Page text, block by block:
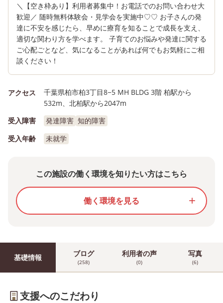
＼【空き枠あり】利用者募集中！お電話でのお問い合わせ大
歓迎／ 随時無料体験会・見学会を実施中♡♡ お子さんの発
達に不安を感じたら、早めに療育を知ることで成長を支え、
適切な関わり方を学べます。 子育てのお悩みや発達に関する
ご心配ごとなど、気になることがあれば何でもお気軽にご相
談ください！
アクセス
千葉県柏市柏3丁目8−5 MH BLDG 3階 柏駅から
532m、北柏駅から2047m
受入障害
発達障害 知的障害
受入年齢
未就学
この施設の働く環境を知りたい方はこちら
働く環境を見る add
基礎情報 ブログ
(258)
利用者の声
(0)
写真
(6)
支援へのこだわり